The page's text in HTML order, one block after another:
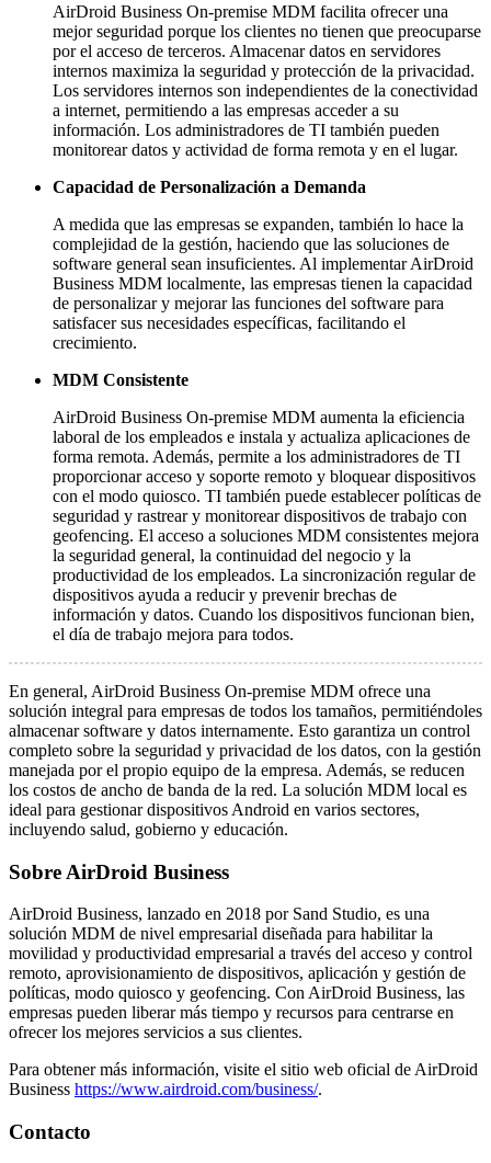
AirDroid Business On-premise MDM facilita ofrecer una
mejor seguridad porque los clientes no tienen que preocuparse
por el acceso de terceros. Almacenar datos en servidores
internos maximiza la seguridad y protección de la privacidad.
Los servidores internos son independientes de la conectividad
a internet, permitiendo a las empresas acceder a su
información. Los administradores de TI también pueden
monitorear datos y actividad de forma remota y en el lugar.
Capacidad de Personalización a Demanda
A medida que las empresas se expanden, también lo hace la
complejidad de la gestión, haciendo que las soluciones de
software general sean insuficientes. Al implementar AirDroid
Business MDM localmente, las empresas tienen la capacidad
de personalizar y mejorar las funciones del software para
satisfacer sus necesidades específicas, facilitando el
crecimiento.
MDM Consistente
AirDroid Business On-premise MDM aumenta la eficiencia
laboral de los empleados e instala y actualiza aplicaciones de
forma remota. Además, permite a los administradores de TI
proporcionar acceso y soporte remoto y bloquear dispositivos
con el modo quiosco. TI también puede establecer políticas de
seguridad y rastrear y monitorear dispositivos de trabajo con
geofencing. El acceso a soluciones MDM consistentes mejora
la seguridad general, la continuidad del negocio y la
productividad de los empleados. La sincronización regular de
dispositivos ayuda a reducir y prevenir brechas de
información y datos. Cuando los dispositivos funcionan bien,
el día de trabajo mejora para todos.
En general, AirDroid Business On-premise MDM ofrece una
solución integral para empresas de todos los tamaños, permitiéndoles
almacenar software y datos internamente. Esto garantiza un control
completo sobre la seguridad y privacidad de los datos, con la gestión
manejada por el propio equipo de la empresa. Además, se reducen
los costos de ancho de banda de la red. La solución MDM local es
ideal para gestionar dispositivos Android en varios sectores,
incluyendo salud, gobierno y educación.
Sobre AirDroid Business
AirDroid Business, lanzado en 2018 por Sand Studio, es una
solución MDM de nivel empresarial diseñada para habilitar la
movilidad y productividad empresarial a través del acceso y control
remoto, aprovisionamiento de dispositivos, aplicación y gestión de
políticas, modo quiosco y geofencing. Con AirDroid Business, las
empresas pueden liberar más tiempo y recursos para centrarse en
ofrecer los mejores servicios a sus clientes.
Para obtener más información, visite el sitio web oficial de AirDroid
Business https://www.airdroid.com/business/.
Contacto